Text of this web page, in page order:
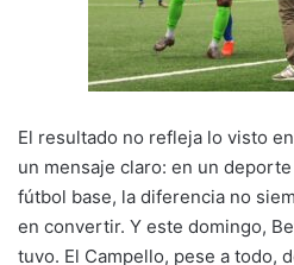
El resultado no refleja lo visto
un mensaje claro: en un
fútbol base, la diferencia no
en convertir. Y este domingo,
tuvo. El Campello, pese a todo,